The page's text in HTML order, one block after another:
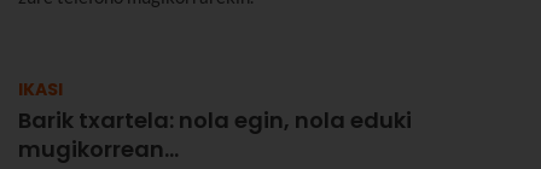
IKASI
Barik txartela: nola egin, nola eduki
mugikorrean...